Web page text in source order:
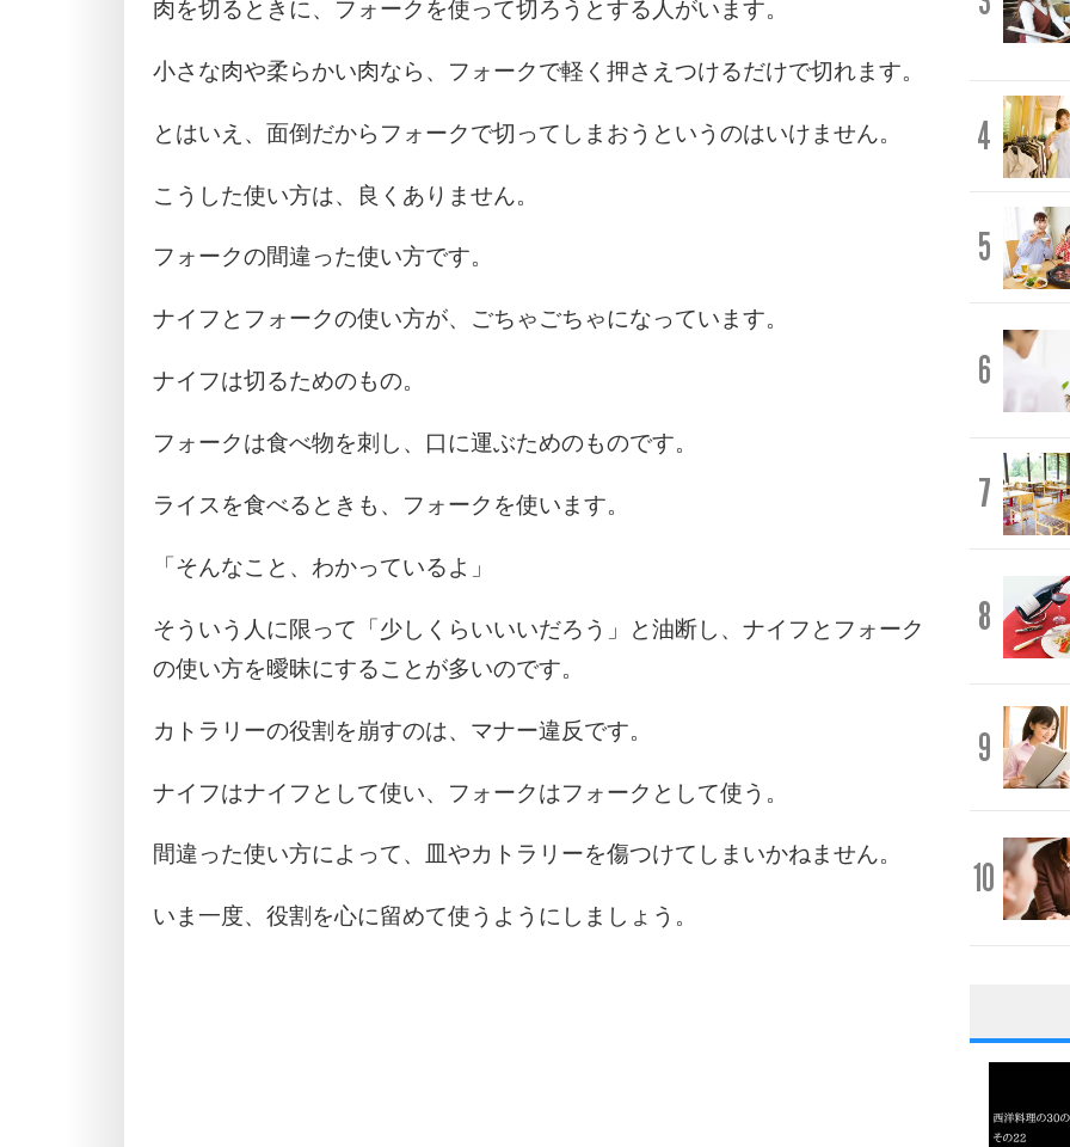
肉を切るときに、フォークを使って切ろうとする人がいます。
小さな肉や柔らかい肉なら、フォークで軽く押さえつけるだけで切れます。
とはいえ、面倒だからフォークで切ってしまおうというのはいけません。
こうした使い方は、良くありません。
フォークの間違った使い方です。
ナイフとフォークの使い方が、ごちゃごちゃになっています。
ナイフは切るためのもの。
フォークは食べ物を刺し、口に運ぶためのものです。
ライスを食べるときも、フォークを使います。
「そんなこと、わかっているよ」
そういう人に限って「少しくらいいいだろう」と油断し、ナイフとフォーク
の使い方を曖昧にすることが多いのです。
カトラリーの役割を崩すのは、マナー違反です。
ナイフはナイフとして使い、フォークはフォークとして使う。
間違った使い方によって、皿やカトラリーを傷つけてしまいかねません。
いま一度、役割を心に留めて使うようにしましょう。
4
5
6
7
8
9
10
1